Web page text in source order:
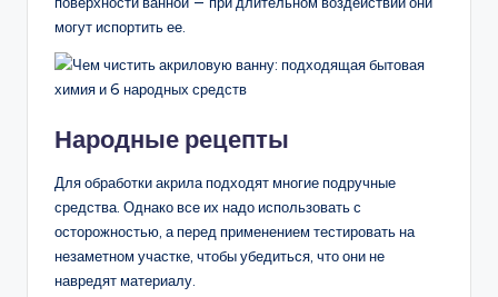
могут испортить ее.
Народные рецепты
Для обработки акрила подходят многие подручные
средства. Однако все их надо использовать с
осторожностью, а перед применением тестировать на
незаметном участке, чтобы убедиться, что они не
навредят материалу.